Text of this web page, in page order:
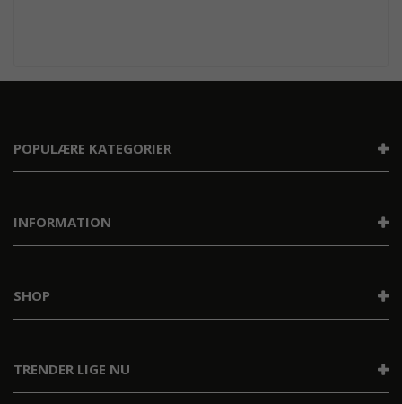
POPULÆRE KATEGORIER
INFORMATION
TRENDER LIGE NU
SHOP